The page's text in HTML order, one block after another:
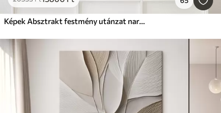
Képek Absztrakt festmény utánzat narancssárga és szürke körökkel, levelekkel és ágakkal, modern stílusban, akvarellhatással